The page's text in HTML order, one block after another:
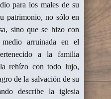
para los males de su
patrimonio, no sólo en
sino que se hizo con
arruinada en el
a la familia
rehízo con todo lujo,
de la salvación de su
describe la iglesia